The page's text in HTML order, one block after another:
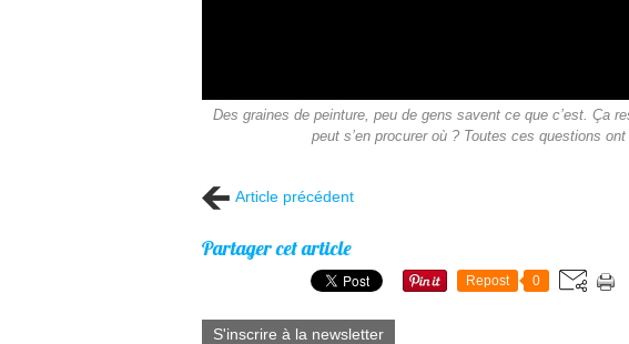
Des graines de peinture, peu de gens savent ce que c’est. Ça
peut s’en procurer où ? Toutes ces questions
Article précédent
Partager cet article
Repost 0
S'inscrire à la newsletter